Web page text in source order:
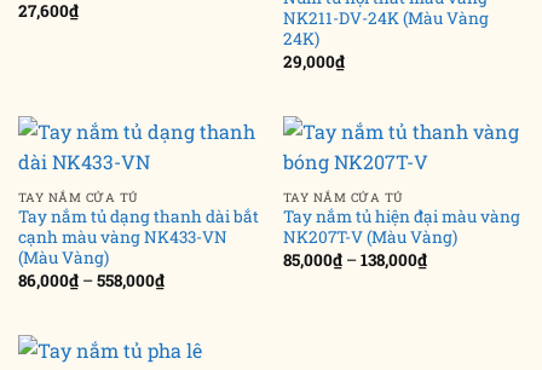
27,600₫
NK211-DV-24K (Màu Vàng
24K)
29,000₫
TAY NẮM CỬA TỦ
Tay nắm tủ dạng thanh dài bắt
cạnh màu vàng NK433-VN
(Màu Vàng)
86,000₫ –558,000₫Khoảng
giá:
đến
558,000₫
TAY NẮM CỬA TỦ
Tay nắm tủ hiện đại màu vàng
NK207T-V (Màu Vàng)
85,000₫ –138,000₫Khoảng
giá: